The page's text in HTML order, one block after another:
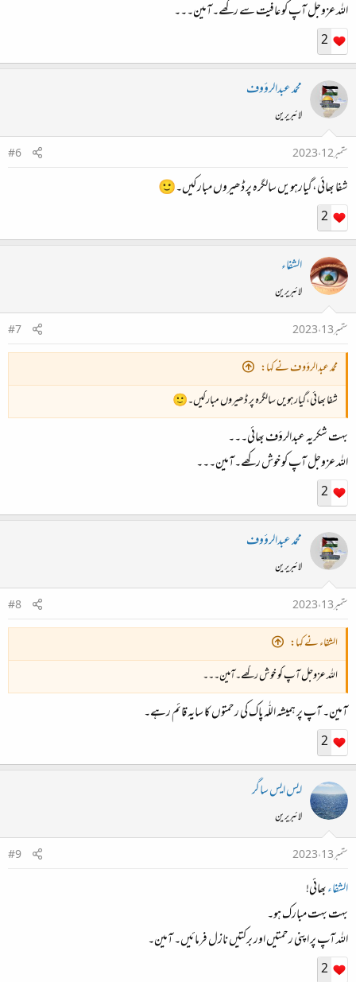
اللہ عزوجل آپ کو عافیت سے رکھے۔آمین۔۔۔
2
محمد عبدالرؤوف
لائبریرین
ستمبر 12، 2023
#6
شفا بھائی،گیارہویں سالگرہ پر ڈھیروں مبارکیں۔🙂
2
الشفاء
لائبریرین
ستمبر 13، 2023
#7
محمد عبدالرؤوف نے کہا:
شفا بھائی،گیارہویں سالگرہ پر ڈھیروں مبارکیں۔🙂
بہت شکریہ عبدالرؤف بھائی۔۔۔
اللہ عزوجل آپ کو خوش رکھے۔آمین۔۔۔
2
محمد عبدالرؤوف
لائبریرین
ستمبر 13، 2023
#8
الشفاء نے کہا:
اللہ عزوجل آپ کو خوش رکھے۔آمین۔۔۔
آمین۔ آپ پر ہمیشہ اللّٰه پاک کی رحمتوں کا سایہ قائم رہے۔
2
ایس ایس ساگر
لائبریرین
ستمبر 13، 2023
#9
الشفاءبھائی!
بہت بہت مبارک ہو۔
اللہ آپ پر اپنی رحمتیں اور برکتیں نازل فرمائیں۔ آمین۔
2